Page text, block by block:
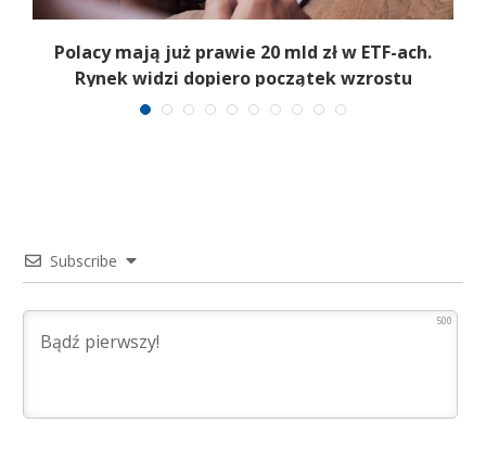
Polacy mają już prawie 20 mld zł w ETF-ach.
Rynek widzi dopiero początek wzrostu
Subscribe
500